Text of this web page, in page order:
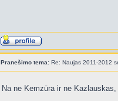
Pranešimo tema: Re: Naujas 2011-2012
Na ne Kemzūra ir ne